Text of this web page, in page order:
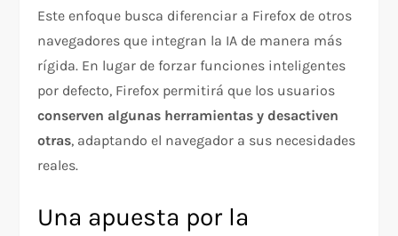
Este enfoque busca diferenciar a Firefox de otros
navegadores que integran la IA de manera más
rígida. En lugar de forzar funciones inteligentes
por defecto, Firefox permitirá que los usuarios
conserven algunas herramientas y desactiven
otras, adaptando el navegador a sus necesidades
reales.
Una apuesta por la